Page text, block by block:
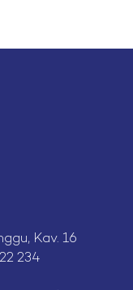
Kav. 16
234